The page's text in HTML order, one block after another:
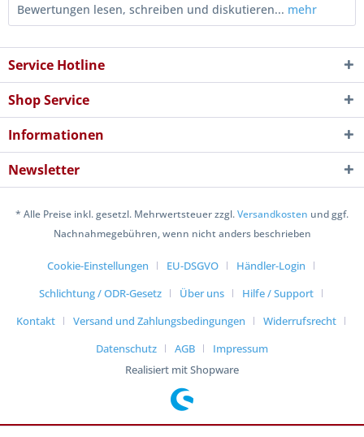
Bewertungen lesen, schreiben und diskutieren... mehr
Service Hotline
Shop Service
Informationen
Newsletter
* Alle Preise inkl. gesetzl. Mehrwertsteuer zzgl.Versandkosten und ggf.
Nachnahmegebühren, wenn nicht anders beschrieben
Cookie-Einstellungen EU-DSGVO
Händler-Login
Schlichtung / ODR-Gesetz
Über uns
Hilfe / Support
Kontakt
Versand und Zahlungsbedingungen
Widerrufsrecht
Datenschutz
AGB
Impressum
Realisiert mit Shopware